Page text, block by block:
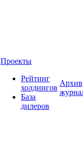
Проекты
Рейтинг
холдингов
База
дилеров
Архив